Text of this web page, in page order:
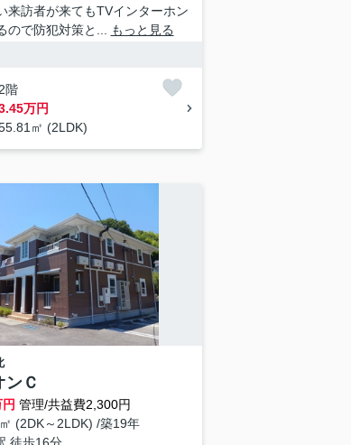
訪者が来てもTVインターホン
ので防犯対策と...
もっと見る
階
万円
㎡ (2LDK)
ンＣ
管理/共益費2,300円
(2DK～2LDK) /築19年